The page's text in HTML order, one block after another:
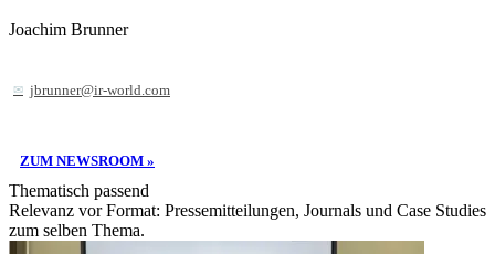
Joachim Brunner
jbrunner@ir-world.com
ZUM NEWSROOM »
Thematisch passend
Relevanz vor Format: Pressemitteilungen, Journals und Case Studies
zum selben Thema.